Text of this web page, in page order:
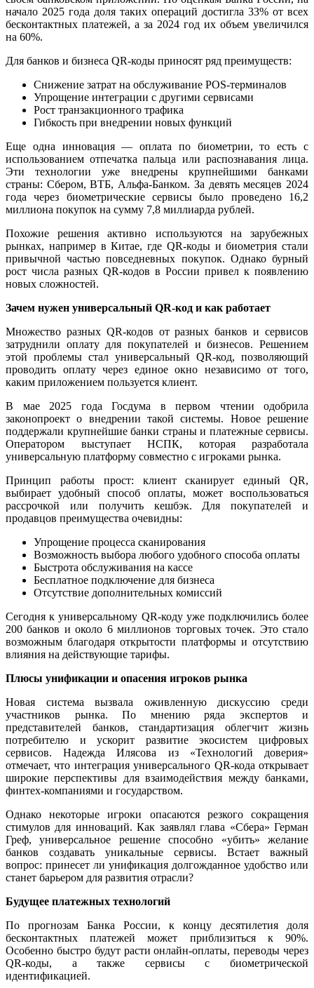
начало 2025 года доля таких операций достигла 33% от всех
бесконтактных платежей, а за 2024 год их объем увеличился
на 60%.
Для банков и бизнеса QR-коды приносят ряд преимуществ:
Снижение затрат на обслуживание POS-терминалов
Упрощение интеграции с другими сервисами
Рост транзакционного трафика
Гибкость при внедрении новых функций
Еще одна инновация — оплата по биометрии, то есть с
использованием отпечатка пальца или распознавания лица.
Эти технологии уже внедрены крупнейшими банками
страны: Сбером, ВТБ, Альфа-Банком. За девять месяцев 2024
года через биометрические сервисы было проведено 16,2
миллиона покупок на сумму 7,8 миллиарда рублей.
Похожие решения активно используются на зарубежных
рынках, например в Китае, где QR-коды и биометрия стали
привычной частью повседневных покупок. Однако бурный
рост числа разных QR-кодов в России привел к появлению
новых сложностей.
Зачем нужен универсальный QR-код и как работает
Множество разных QR-кодов от разных банков и сервисов
затруднили оплату для покупателей и бизнесов. Решением
этой проблемы стал универсальный QR-код, позволяющий
проводить оплату через единое окно независимо от того,
каким приложением пользуется клиент.
В мае 2025 года Госдума в первом чтении одобрила
законопроект о внедрении такой системы. Новое решение
поддержали крупнейшие банки страны и платежные сервисы.
Оператором выступает НСПК, которая разработала
универсальную платформу совместно с игроками рынка.
Принцип работы прост: клиент сканирует единый QR,
выбирает удобный способ оплаты, может воспользоваться
рассрочкой или получить кешбэк. Для покупателей и
продавцов преимущества очевидны:
Упрощение процесса сканирования
Возможность выбора любого удобного способа оплаты
Быстрота обслуживания на кассе
Бесплатное подключение для бизнеса
Отсутствие дополнительных комиссий
Сегодня к универсальному QR-коду уже подключились более
200 банков и около 6 миллионов торговых точек. Это стало
возможным благодаря открытости платформы и отсутствию
влияния на действующие тарифы.
Плюсы унификации и опасения игроков рынка
Новая система вызвала оживленную дискуссию среди
участников рынка. По мнению ряда экспертов и
представителей банков, стандартизация облегчит жизнь
потребителю и ускорит развитие экосистем цифровых
сервисов. Надежда Илясова из «Технологий доверия»
отмечает, что интеграция универсального QR-кода открывает
широкие перспективы для взаимодействия между банками,
финтех-компаниями и государством.
Однако некоторые игроки опасаются резкого сокращения
стимулов для инноваций. Как заявлял глава «Сбера» Герман
Греф, универсальное решение способно «убить» желание
банков создавать уникальные сервисы. Встает важный
вопрос: принесет ли унификация долгожданное удобство или
станет барьером для развития отрасли?
Будущее платежных технологий
По прогнозам Банка России, к концу десятилетия доля
бесконтактных платежей может приблизиться к 90%.
Особенно быстро будут расти онлайн-оплаты, переводы через
QR-коды, а также сервисы с биометрической
идентификацией.